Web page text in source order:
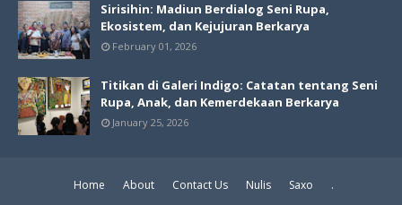
Sirisihin: Madiun Berdialog Seni Rupa,
Ekosistem, dan Kejujuran Berkarya
February 01, 2026
Titikan di Galeri Indigo: Catatan tentang Seni
Rupa, Anak, dan Kemerdekaan Berkarya
January 25, 2026
Home About Contact Us Nulis Saxo
.